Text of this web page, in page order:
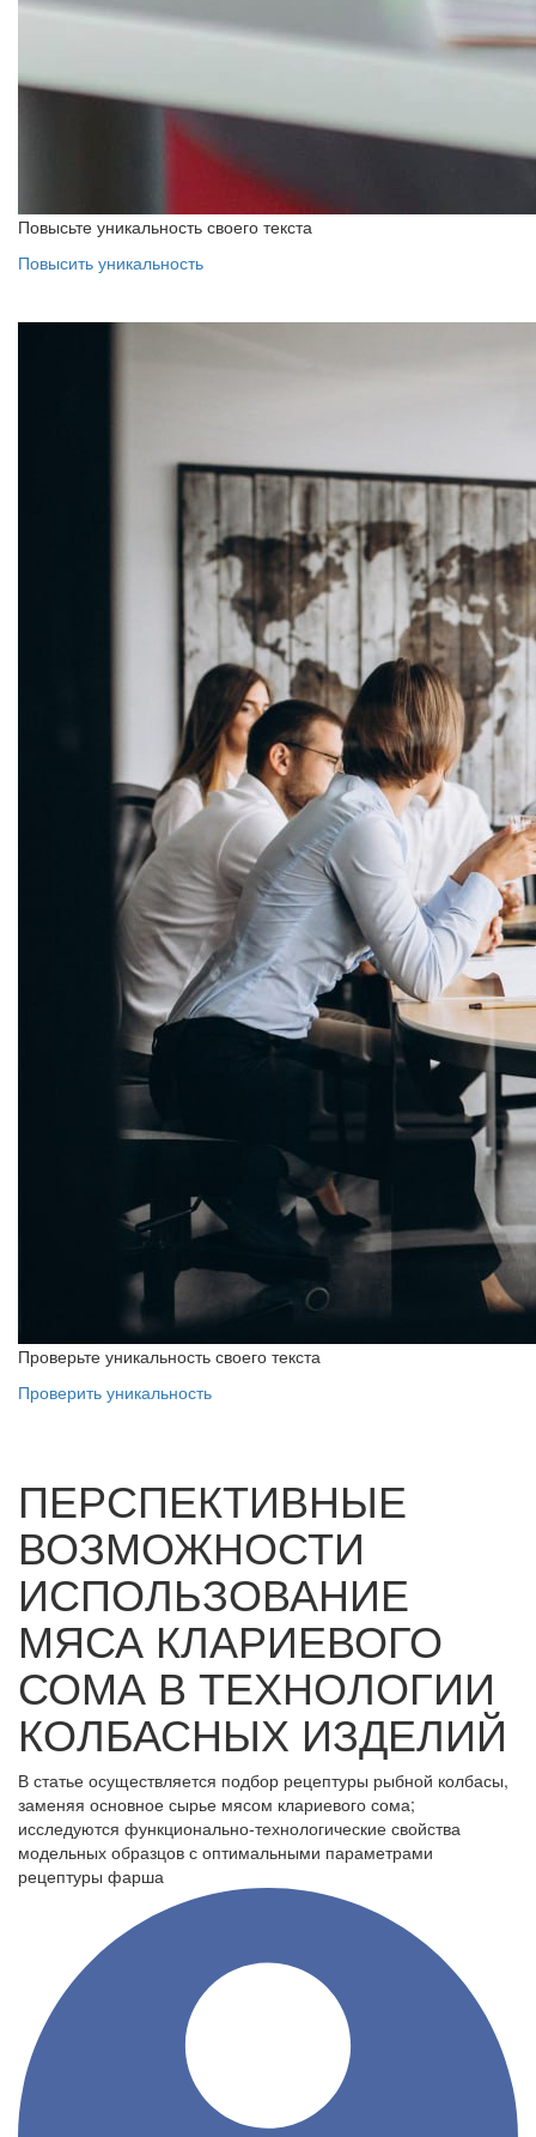
Повысьте уникальность своего текста
Повысить уникальность
Проверьте уникальность своего текста
Проверить уникальность
ПЕРСПЕКТИВНЫЕ
ВОЗМОЖНОСТИ
ИСПОЛЬЗОВАНИЕ
МЯСА КЛАРИЕВОГО
СОМА В ТЕХНОЛОГИИ
КОЛБАСНЫХ ИЗДЕЛИЙ
В статье осуществляется подбор рецептуры рыбной колбасы,
заменяя основное сырье мясом клариевого сома;
исследуются функционально-технологические свойства
модельных образцов с оптимальными параметрами
рецептуры фарша